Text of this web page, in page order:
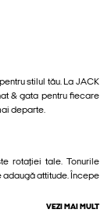
stilul tău. La JACK
& gata pentru fiecare
departe.
rotației tale. Tonurile
attitude. Începe
VEZI MAI MULT